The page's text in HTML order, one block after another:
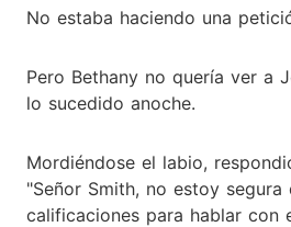
No estaba haciendo una
Pero Bethany no quería ver a
lo sucedido anoche.
Mordiéndose el labio,
"Señor Smith, no estoy segura
calificaciones para hablar con